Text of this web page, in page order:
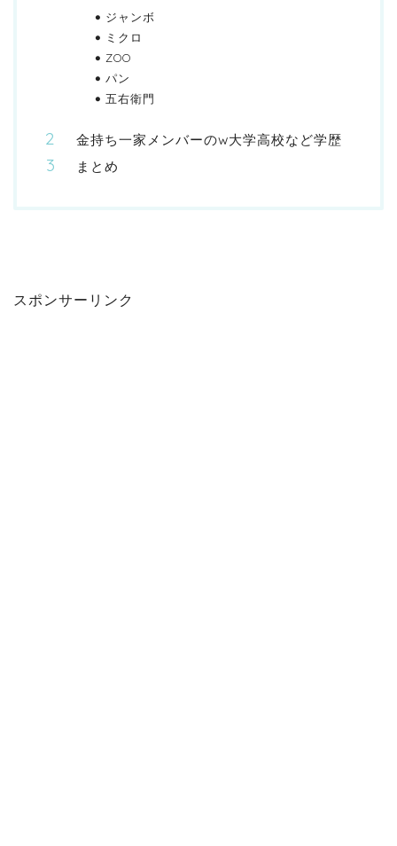
ジャンボ
ミクロ
ZOO
パン
五右衛門
金持ち一家メンバーのw大学高校など学歴
まとめ
スポンサーリンク